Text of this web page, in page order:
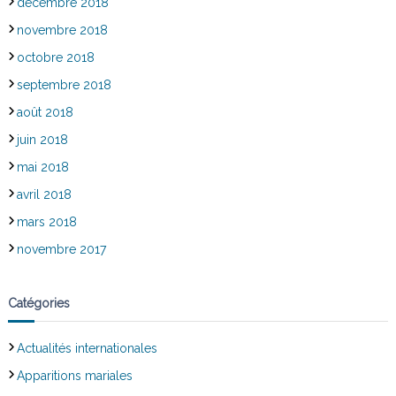
novembre 2018
octobre 2018
septembre 2018
août 2018
juin 2018
mai 2018
avril 2018
mars 2018
novembre 2017
Catégories
Actualités internationales
Apparitions mariales